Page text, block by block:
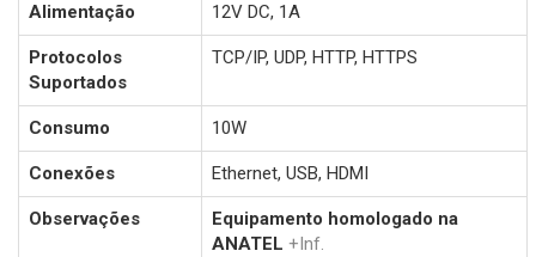
Alimentação 12V DC, 1A
Protocolos
Suportados
TCP/IP, UDP, HTTP, HTTPS
Consumo 10W
Conexões Ethernet, USB, HDMI
Observações
Equipamento homologado na
ANATEL +Inf.